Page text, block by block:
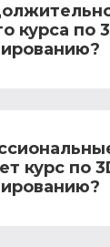
курса по
курс по